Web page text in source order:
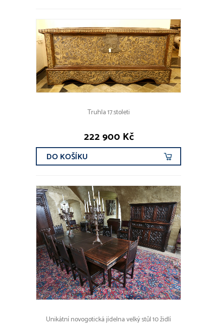
Truhla 17.stoleti
222 900 Kč
DO KOŠÍKU
Unikátní novogotická jídelna velký stůl 10 židlí